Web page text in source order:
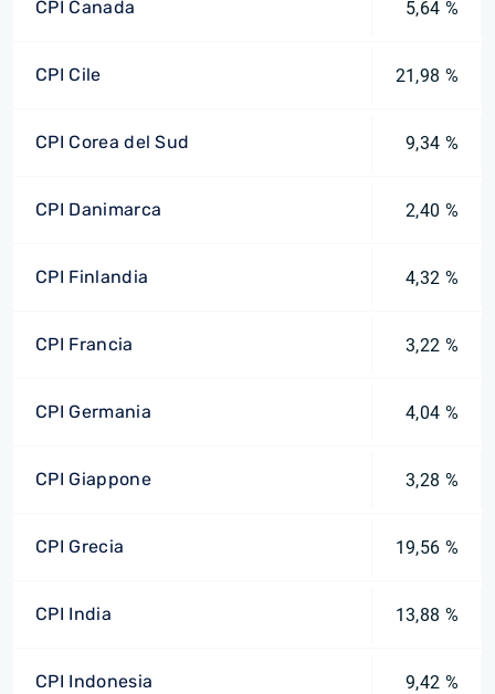
CPI Canada 5,64 %
CPI Cile 21,98 %
CPI Corea del Sud 9,34 %
CPI Danimarca 2,40 %
CPI Finlandia 4,32 %
CPI Francia 3,22 %
CPI Germania 4,04 %
CPI Giappone 3,28 %
CPI Grecia 19,56 %
CPI India 13,88 %
CPI Indonesia 9,42 %